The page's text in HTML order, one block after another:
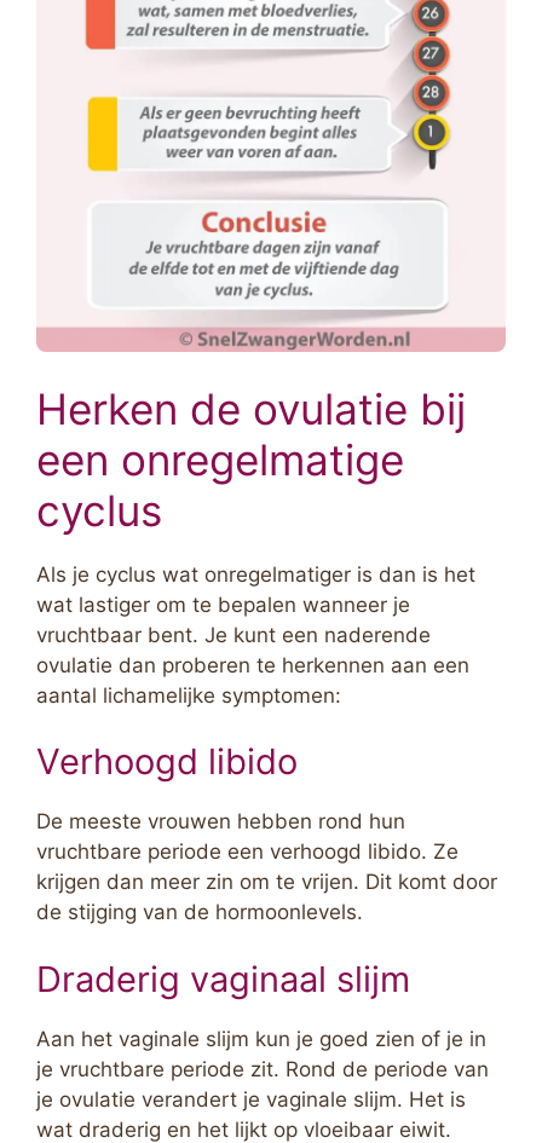
Herken de ovulatie bij
een onregelmatige
cyclus
Als je cyclus wat onregelmatiger is dan is het
wat lastiger om te bepalen wanneer je
vruchtbaar bent. Je kunt een naderende
ovulatie dan proberen te herkennen aan een
aantal lichamelijke symptomen:
Verhoogd libido
De meeste vrouwen hebben rond hun
vruchtbare periode een verhoogd libido. Ze
krijgen dan meer zin om te vrijen. Dit komt door
de stijging van de hormoonlevels.
Draderig vaginaal slijm
Aan het vaginale slijm kun je goed zien of je in
je vruchtbare periode zit. Rond de periode van
je ovulatie verandert je vaginale slijm. Het is
wat draderig en het lijkt op vloeibaar eiwit.